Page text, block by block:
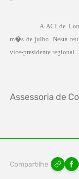
A ACI de
m�s de julho. Nesta
vice-presidente regional.
Assessoria de
Compartilhe